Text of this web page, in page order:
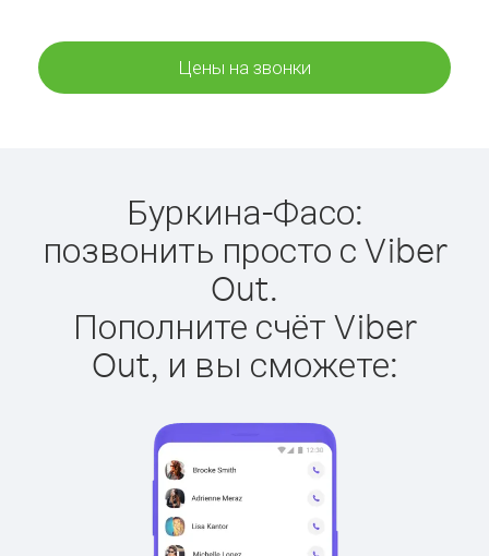
Цены на звонки
Буркина-Фасо:
позвонить просто с Viber
Out.
Пополните счёт Viber
Out, и вы сможете: